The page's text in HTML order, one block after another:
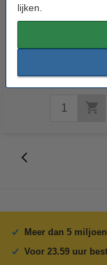
lijken.
Meer dan 5
Voor 23.59 uur